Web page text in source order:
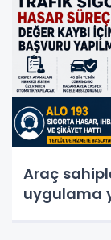
Araç
uygulama